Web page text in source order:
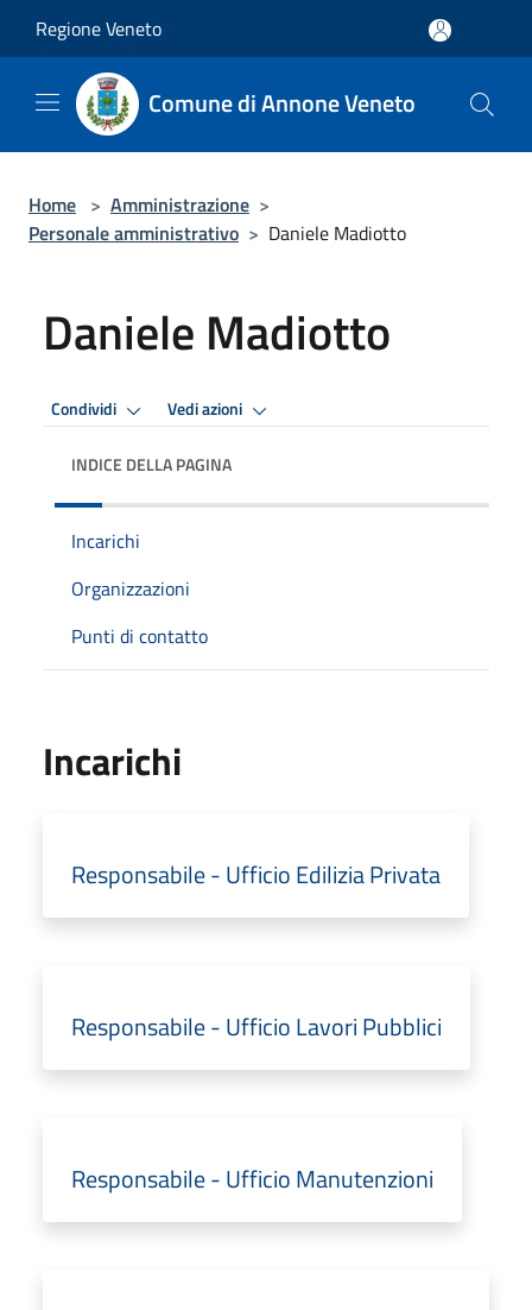
Regione Veneto
Comune di Annone Veneto
Home > Amministrazione >
Personale amministrativo > Daniele Madiotto
Daniele Madiotto
Condividi Vedi azioni
INDICE DELLA PAGINA
Incarichi
Organizzazioni
Punti di contatto
Incarichi
Responsabile - Ufficio Edilizia Privata
Responsabile - Ufficio Lavori Pubblici
Responsabile - Ufficio Manutenzioni